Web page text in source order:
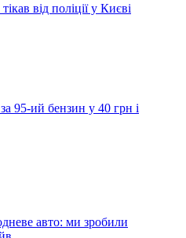
від поліції у Києві
95-ий бензин у 40 грн і
авто: ми зробили